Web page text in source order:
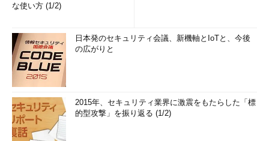
な使い方 (1/2)
日本発のセキュリティ会議、新機軸とIoTと、今後
の広がりと
2015年、セキュリティ業界に激震をもたらした「標
的型攻撃」を振り返る (1/2)